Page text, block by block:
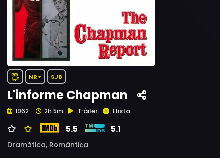
NR+ SUB
L'informe Chapman
1962 2h 5m Tràiler Llista
5.5 5.1
Dramàtica, Romàntica